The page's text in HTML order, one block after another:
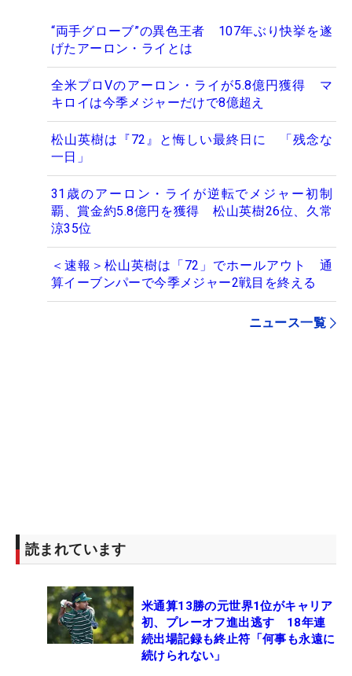
“両手グローブ”の異色王者 107年ぶり快挙を遂
げたアーロン・ライとは
全米プロVのアーロン・ライが5.8億円獲得 マ
キロイは今季メジャーだけで8億超え
松山英樹は『72』と悔しい最終日に 「残念な
一日」
31歳のアーロン・ライが逆転でメジャー初制
覇、賞金約5.8億円を獲得 松山英樹26位、久常
涼35位
＜速報＞松山英樹は「72」でホールアウト 通
算イーブンパーで今季メジャー2戦目を終える
ニュース一覧
読まれています
米通算13勝の元世界1位がキャリア
初、プレーオフ進出逃す 18年連
続出場記録も終止符「何事も永遠に
続けられない」